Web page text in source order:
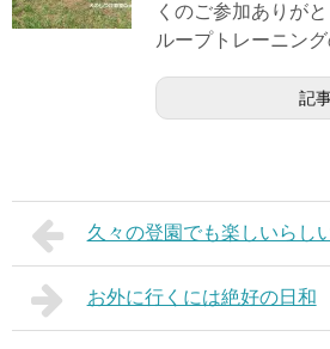
くのご参加ありが
ループトレーニン
記
久々の登園でも楽しいらし
お外に行くには絶好の日和